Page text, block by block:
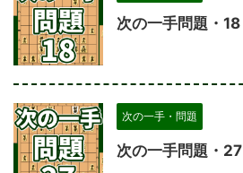
次の一手問題・18
次の一手・問題
次の一手問題・27